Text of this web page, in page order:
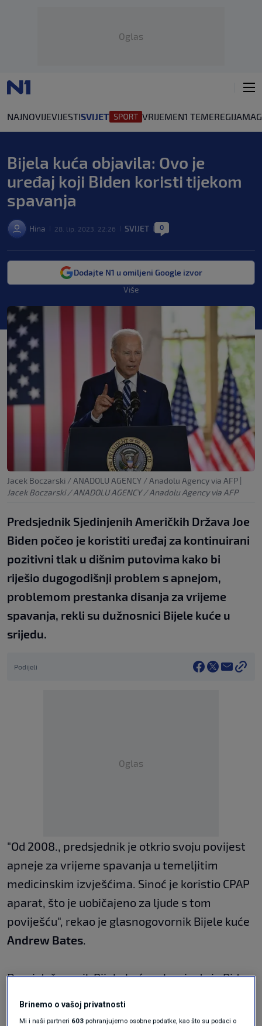
Oglas
NAJNOVIJEVIJESTISVIJET VRIJEMEN1 TEMEREGIJA
Bijela kuća objavila: Ovo je
uređaj koji Biden koristi tijekom
spavanja
Hina 28. lip. 2023. 22:26 SVIJET 0
Dodajte N1 u omiljeni Google izvor
Više
Jacek Boczarski / ANADOLU AGENCY / Anadolu Agency via AFP |
Jacek Boczarski / ANADOLU AGENCY / Anadolu Agency via AFP
Predsjednik Sjedinjenih Američkih Država Joe
Biden počeo je koristiti uređaj za kontinuirani
pozitivni tlak u dišnim putovima kako bi
riješio dugogodišnji problem s apnejom,
problemom prestanka disanja za vrijeme
spavanja, rekli su dužnosnici Bijele kuće u
srijedu.
Podijeli
Oglas
"Od 2008., predsjednik je otkrio svoju povijest
apneje za vrijeme spavanja u temeljitim
medicinskim izvješćima. Sinoć je koristio CPAP
aparat, što je uobičajeno za ljude s tom
poviješću", rekao je glasnogovornik Bijele kuće
Andrew Bates.
Drugi dužnosnik Bijele kuće rekao je da je Biden
kako bi poboljšao kvalitetu svog sna.
Brinemo o vašoj privatnosti
Mi i naši partneri 603 pohranjujemo osobne podatke, kao što su podaci o